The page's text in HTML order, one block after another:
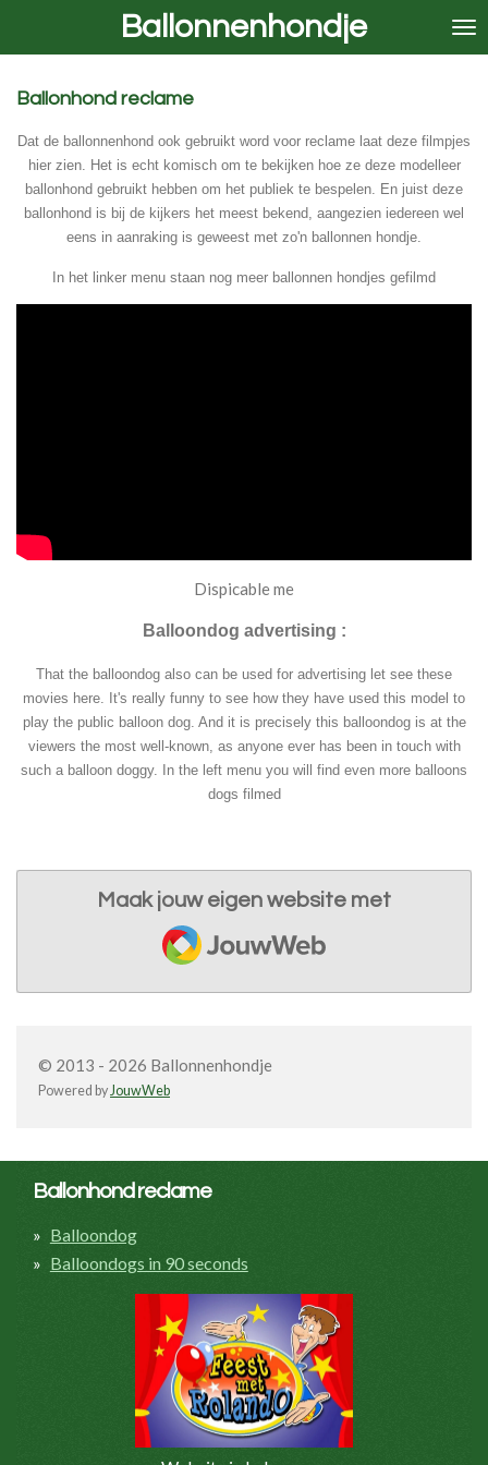
de
Ballonnenhondje
Ballonhond reclame
Dat de ballonnenhond ook gebruikt word voor reclame laat deze filmpjes
hier zien. Het is echt komisch om te bekijken hoe ze deze modelleer
ballonhond gebruikt hebben om het publiek te bespelen. En juist deze
ballonhond is bij de kijkers het meest bekend, aangezien iedereen wel
eens in aanraking is geweest met zo'n ballonnen hondje.
In het linker menu staan nog meer ballonnen hondjes gefilmd
Dispicable me
Balloondog advertising :
That the balloondog also can be used for advertising let see these
movies here. It's really funny to see how they have used this model to
play the public balloon dog. And it is precisely this balloondog is at the
viewers the most well-known, as anyone ever has been in touch with
such a balloon doggy. In the left menu you will find even more balloons
dogs filmed
Maak jouw eigen website met
JouwWeb
© 2013 - 2026 Ballonnenhondje
Powered byJouwWeb
Ballonhond reclame
Balloondog
Balloondogs in 90 seconds